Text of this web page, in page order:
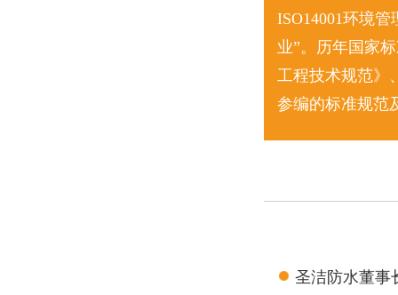
ISO14001环境
业”。历年国家
工程技术规范》
参编的标准规范
圣洁防水董事